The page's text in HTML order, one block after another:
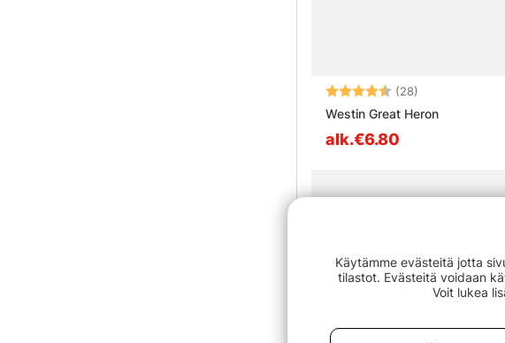
Arvio: (28)
Westin Great Heron
alk.€6.80
Käytämme evästeitä jotta
tilastot. Evästeitä voidaan
Voit lukea